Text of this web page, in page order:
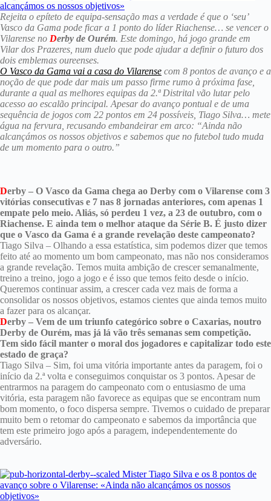
Rejeita o epíteto de equipa-sensação mas a verdade é que o ‘seu’
Vasco da Gama pode ficar a 1 ponto do líder Riachense… se vencer o
Vilarense no Derby de Ourém. Este domingo, há jogo grande em
Vilar dos Prazeres, num duelo que pode ajudar a definir o futuro dos
dois emblemas oureenses.
O Vasco da Gama vai a casa do Vilarense com 8 pontos de avanço e a
noção de que pode dar mais um passo firme rumo à próxima fase,
durante a qual as melhores equipas da 2.ª Distrital vão lutar pelo
acesso ao escalão principal. Apesar do avanço pontual e de uma
sequência de jogos com 22 pontos em 24 possíveis, Tiago Silva… mete
água na fervura, recusando embandeirar em arco: “Ainda não
alcançámos os nossos objetivos e sabemos que no futebol tudo muda
de um momento para o outro.”
Derby – O Vasco da Gama chega ao Derby com o Vilarense com 3
vitórias consecutivas e 7 nas 8 jornadas anteriores, com apenas 1
empate pelo meio. Aliás, só perdeu 1 vez, a 23 de outubro, com o
Riachense. E ainda tem o melhor ataque da Série B. É justo dizer
que o Vasco da Gama é a grande revelação deste campeonato?
Tiago Silva – Olhando a essa estatística, sim podemos dizer que temos
feito até ao momento um bom campeonato, mas não nos consideramos
a grande revelação. Temos muita ambição de crescer semanalmente,
treino a treino, jogo a jogo e é isso que temos feito desde o início.
Queremos continuar assim, a crescer cada vez mais de forma a
consolidar os nossos objetivos, estamos cientes que ainda temos muito
a fazer para os alcançar.
Derby – Vem de um triunfo categórico sobre o Caxarias, noutro
Derby de Ourém, mas já lá vão três semanas sem competição.
Tem sido fácil manter o moral dos jogadores e capitalizar todo este
estado de graça?
Tiago Silva – Sim, foi uma vitória importante antes da paragem, foi o
início da 2.ª volta e conseguimos conquistar os 3 pontos. Apesar de
entrarmos na paragem do campeonato com o entusiasmo de uma
vitória, esta paragem não favorece as equipas que se encontram num
bom momento, o foco dispersa sempre. Tivemos o cuidado de preparar
muito bem o retomar do campeonato e sabemos da importância que
tem este primeiro jogo após a paragem, independentemente do
adversário.